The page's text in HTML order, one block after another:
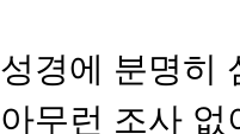
성경에 분명히
아무런 조사